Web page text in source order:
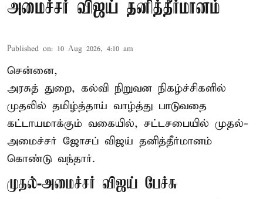
அமைச்சர் விஜய் தனித்தீர்மானம்
Published on: 10 Aug 2026, 4:10 am
சென்னை,
அரசுத் துறை, கல்வி நிறுவன நிகழ்ச்சிகளில்
முதலில் தமிழ்த்தாய் வாழ்த்து பாடுவதை
கட்டாயமாக்கும் வகையில், சட்டசபையில் முதல்-
அமைச்சர் ஜோசப் விஜய் தனித்தீர்மானம்
கொண்டு வந்தார்.
முதல்-அமைச்சர் விஜய் பேச்சு